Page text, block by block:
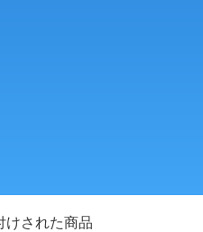
けされた商品